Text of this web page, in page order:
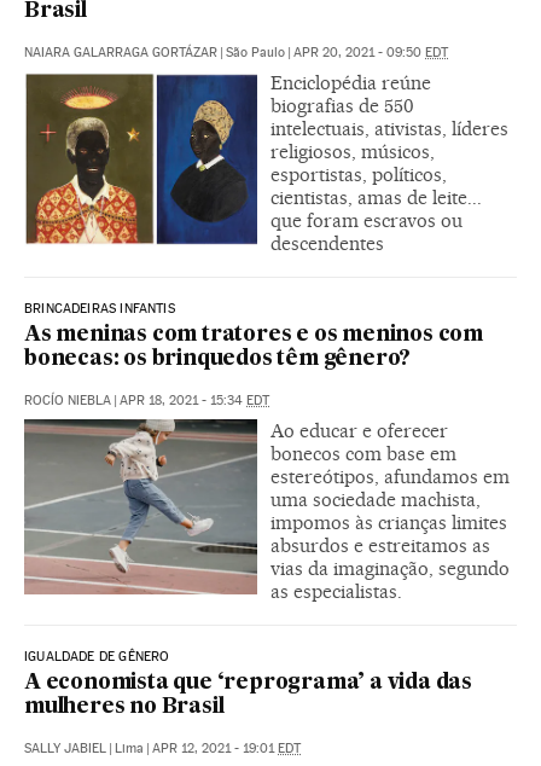
Brasil
NAIARA GALARRAGA GORTÁZAR São Paulo APR 20, 2021 - 09:50 EDT
Enciclopédia reúne
biografias de 550
intelectuais, ativistas, líderes
religiosos, músicos,
esportistas, políticos,
cientistas, amas de leite...
que foram escravos ou
descendentes
BRINCADEIRAS INFANTIS
As meninas com tratores e os meninos com
bonecas: os brinquedos têm gênero?
ROCÍO NIEBLA APR 18, 2021 - 15:34 EDT
Ao educar e oferecer
bonecos com base em
estereótipos, afundamos em
uma sociedade machista,
impomos às crianças limites
absurdos e estreitamos as
vias da imaginação, segundo
as especialistas.
IGUALDADE DE GÊNERO
A economista que ‘reprograma’ a vida das
mulheres no Brasil
SALLY JABIEL Lima APR 12, 2021 - 19:01 EDT